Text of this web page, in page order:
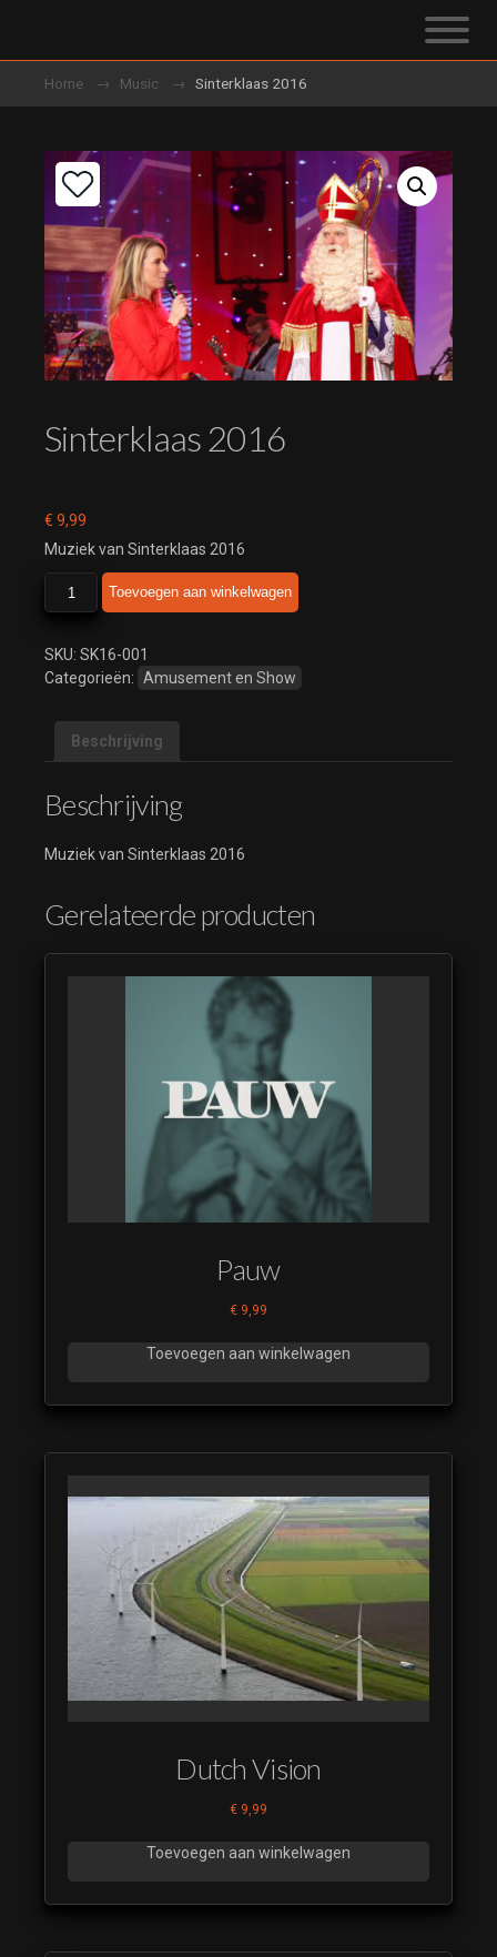
Home Music Sinterklaas 2016
Sinterklaas 2016
€ 9,99
Muziek van Sinterklaas 2016
Sinterklaas
2016
Toevoegen aan winkelwagen
SKU: SK16-001
Categorieën: Amusement en Show
Beschrijving
Beschrijving
Muziek van Sinterklaas 2016
Gerelateerde producten
Pauw
€ 9,99
Toevoegen aan winkelwagen
Dutch Vision
€ 9,99
Toevoegen aan winkelwagen